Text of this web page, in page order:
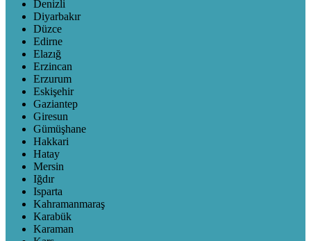
Denizli
Diyarbakır
Düzce
Edirne
Elazığ
Erzincan
Erzurum
Eskişehir
Gaziantep
Giresun
Gümüşhane
Hakkari
Hatay
Mersin
Iğdır
Isparta
Kahramanmaraş
Karabük
Karaman